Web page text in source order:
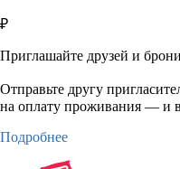
₽
Приглашайте друзей и
Отправьте другу
на оплату проживания — и
Подробнее